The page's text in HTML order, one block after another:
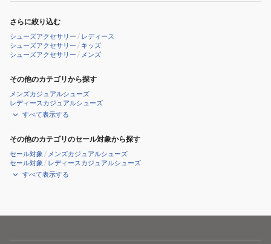
さらに絞り込む
シューズアクセサリー / レディース
シューズアクセサリー / キッズ
シューズアクセサリー / メンズ
その他のカテゴリから探す
メンズカジュアルシューズ
レディースカジュアルシューズ
すべて表示する
その他のカテゴリのセール対象から探す
セール対象 / メンズカジュアルシューズ
セール対象 / レディースカジュアルシューズ
すべて表示する